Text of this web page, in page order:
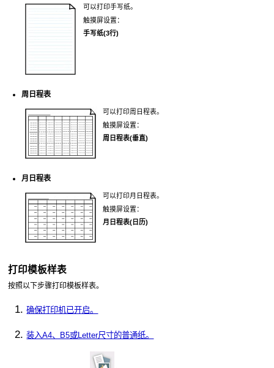
可以打印手写纸。
触摸屏设置：
手写纸(3行)
周日程表
可以打印周日程表。
触摸屏设置：
周日程表(垂直)
月日程表
可以打印月日程表。
触摸屏设置：
月日程表(日历)
打印模板样表
按照以下步骤打印模板样表。
确保打印机已开启。
装入A4、B5或Letter尺寸的普通纸。